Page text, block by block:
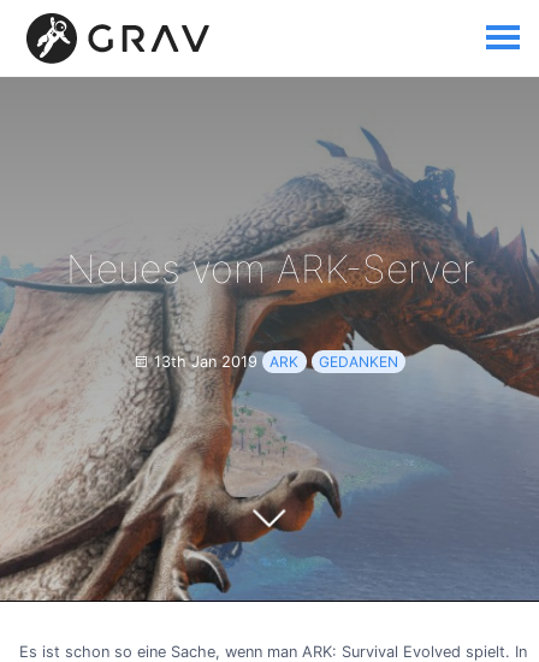
Neues vom ARK-Server
13th Jan 2019 ARK GEDANKEN
Es ist schon so eine Sache, wenn man ARK: Survival Evolved spielt. In